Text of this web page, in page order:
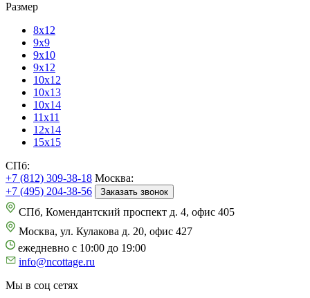
Размер
8х12
9х9
9х10
9х12
10х12
10х13
10х14
11х11
12х14
15х15
СПб:
+7 (812) 309-38-18 Москва:
+7 (495) 204-38-56
Заказать звонок
СПб, Комендантский проспект д. 4, офис 405
Москва, ул. Кулакова д. 20, офис 427
ежедневно с 10:00 до 19:00
info@ncottage.ru
Мы в соц сетях